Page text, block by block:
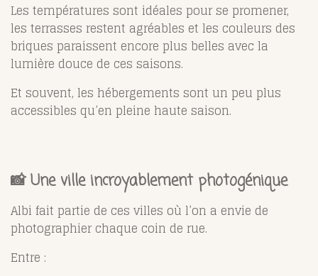
Les températures sont idéales pour se promener,
les terrasses restent agréables et les couleurs des
briques paraissent encore plus belles avec la
lumière douce de ces saisons.
Et souvent, les hébergements sont un peu plus
accessibles qu’en pleine haute saison.
📸 Une ville incroyablement photogénique
Albi fait partie de ces villes où l’on a envie de
photographier chaque coin de rue.
Entre :